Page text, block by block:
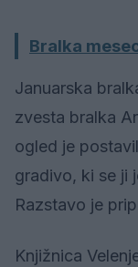
Bralka
Januarska
zvesta bralka
ogled je
gradivo, ki se ji
Razstavo je
Knjižnica